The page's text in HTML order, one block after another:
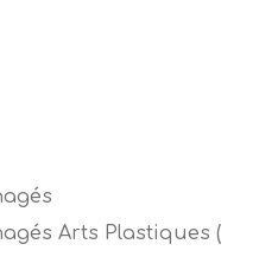
Arts Plastiques (